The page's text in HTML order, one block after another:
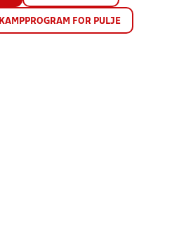
KAMPPROGRAM FOR PULJE